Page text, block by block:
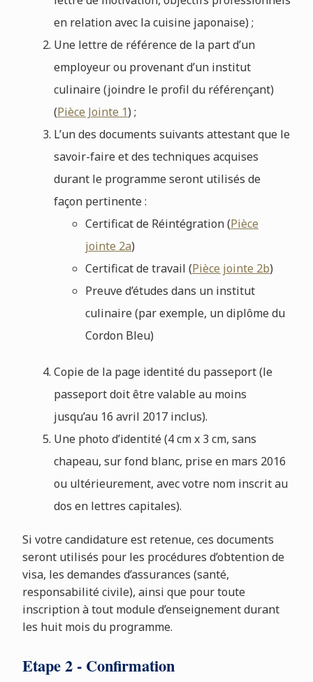
en relation avec la cuisine japonaise) ;
Une lettre de référence de la part d’un
employeur ou provenant d’un institut
culinaire (joindre le profil du référençant)
(Pièce Jointe 1) ;
L’un des documents suivants attestant que le
savoir-faire et des techniques acquises
durant le programme seront utilisés de
façon pertinente :
Certificat de Réintégration (Pièce
jointe 2a)
Certificat de travail (Pièce jointe 2b)
Preuve d’études dans un institut
culinaire (par exemple, un diplôme du
Cordon Bleu)
Copie de la page identité du passeport (le
passeport doit être valable au moins
jusqu’au 16 avril 2017 inclus).
Une photo d’identité (4 cm x 3 cm, sans
chapeau, sur fond blanc, prise en mars 2016
ou ultérieurement, avec votre nom inscrit au
dos en lettres capitales).
Si votre candidature est retenue, ces documents
seront utilisés pour les procédures d’obtention de
visa, les demandes d’assurances (santé,
responsabilité civile), ainsi que pour toute
inscription à tout module d’enseignement durant
les huit mois du programme.
Etape 2 - Confirmation